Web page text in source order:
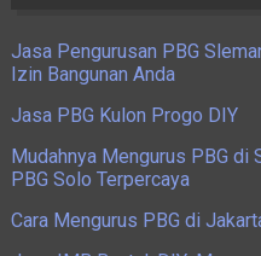
Jasa Pengurusan PBG
Izin Bangunan Anda
Jasa PBG Kulon Progo DIY
Mudahnya Mengurus PBG di
PBG Solo Terpercaya
Cara Mengurus PBG di